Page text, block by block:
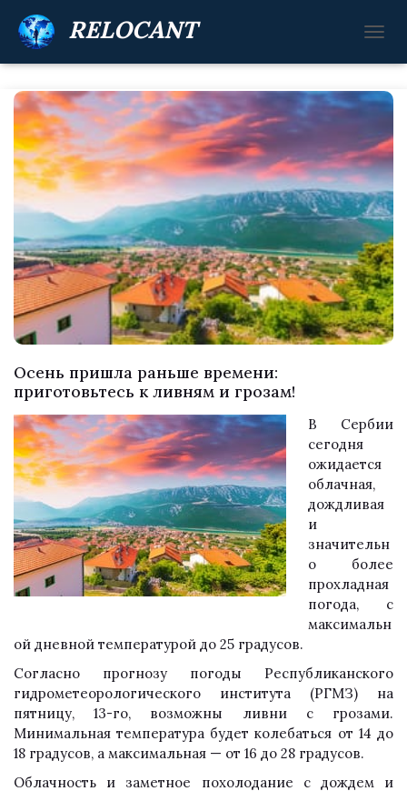
RELOCANT
Е
Е
Ю
Ч
И
Т
Ь
А
В
И
Г
А
Ц
Осень пришла раньше времени:
приготовьтесь к ливням и грозам!
В Сербии
сегодня
ожидается
облачная,
дождливая
и
значительн
о более
прохладная
погода, с
максимальн
ой дневной температурой до 25 градусов.
Согласно прогнозу погоды Республиканского
гидрометеорологического института (РГМЗ) на
пятницу, 13-го, возможны ливни с грозами.
Минимальная температура будет колебаться от 14 до
18 градусов, а максимальная — от 16 до 28 градусов.
Облачность и заметное похолодание с дождем и